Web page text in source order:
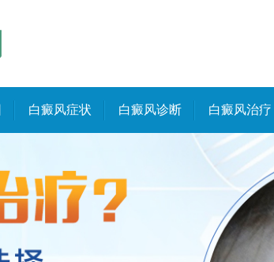
白癜风症状 白癜风诊断 白癜风治疗